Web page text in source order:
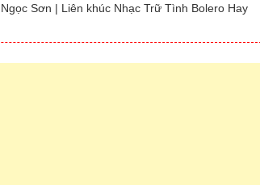
Sơn | Liên khúc Nhạc Trữ Tình Bolero Hay